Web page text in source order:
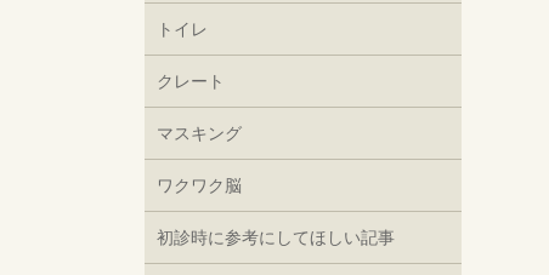
トイレ
クレート
マスキング
ワクワク脳
初診時に参考にしてほしい記事